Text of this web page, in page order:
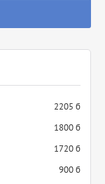
2205 б
1800 б
1720 б
900 б